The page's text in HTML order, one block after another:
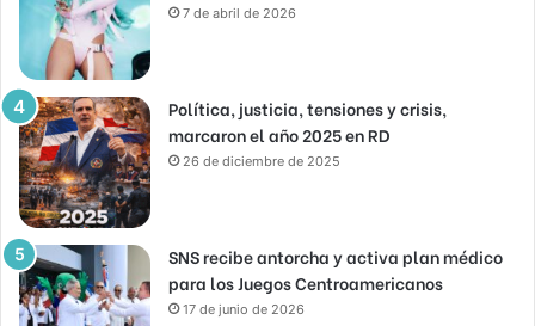
7 de abril de 2026
Política, justicia, tensiones y crisis,
marcaron el año 2025 en RD
26 de diciembre de 2025
SNS recibe antorcha y activa plan médico
para los Juegos Centroamericanos
17 de junio de 2026